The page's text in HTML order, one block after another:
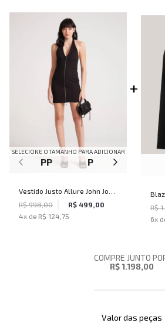
SELECIONE O TAMANHO PARA ADICIONAR
PP P
Vestido Justo Allure John John
Feminino
R$ 998,00
R$ 499,00
4x de R$ 124,75
R$
6x
COMPRE JUNTO
R$ 1.198,00
Valor das peças